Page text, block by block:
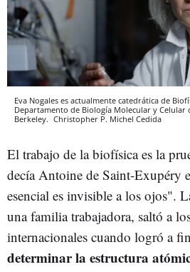
Eva Nogales es actualmente catedrática de
Departamento de Biología Molecular y Celular
Berkeley. Christopher P. Michel Cedida
El trabajo de la biofísica es la
decía Antoine de Saint-Exupéry
esencial es invisible a los ojos".
una familia trabajadora, saltó a
internacionales cuando logró a
determinar la estructura